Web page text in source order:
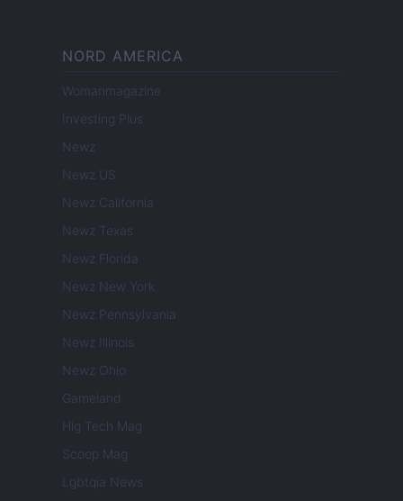
NORD AMERICA
Womanmagazine
Investing Plus
Newz
Newz US
Newz California
Newz Texas
Newz Florida
Newz New York
Newz Pennsylvania
Newz Illinois
Newz Ohio
Gameland
Hig Tech Mag
Scoop Mag
Lgbtqia News